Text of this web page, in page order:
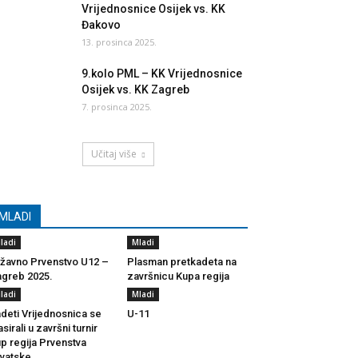
Vrijednosnice Osijek vs. KK
Đakovo
13. prosinca 2025.
9.kolo PML – KK Vrijednosnice
Osijek vs. KK Zagreb
7. prosinca 2025.
Učitaj više
MLADI
Prvenstvo U12 –
2025.
Mladi
Plasman pretkadeta na
završnicu Kupa regija
Vrijednosnica se
u završni turnir
regija Prvenstva
Mladi
U-11